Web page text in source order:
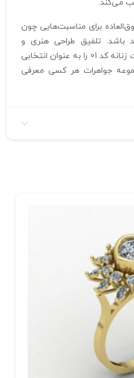
می‌کند.
برای مناسبت‌هایی چون
باشد. تلفیق طراحی هنری و
جواهرات باکیفیت، انگشتر فست زنانه کد 01 را به عنوان انتخابی
جواهرات هر کسی معرفی